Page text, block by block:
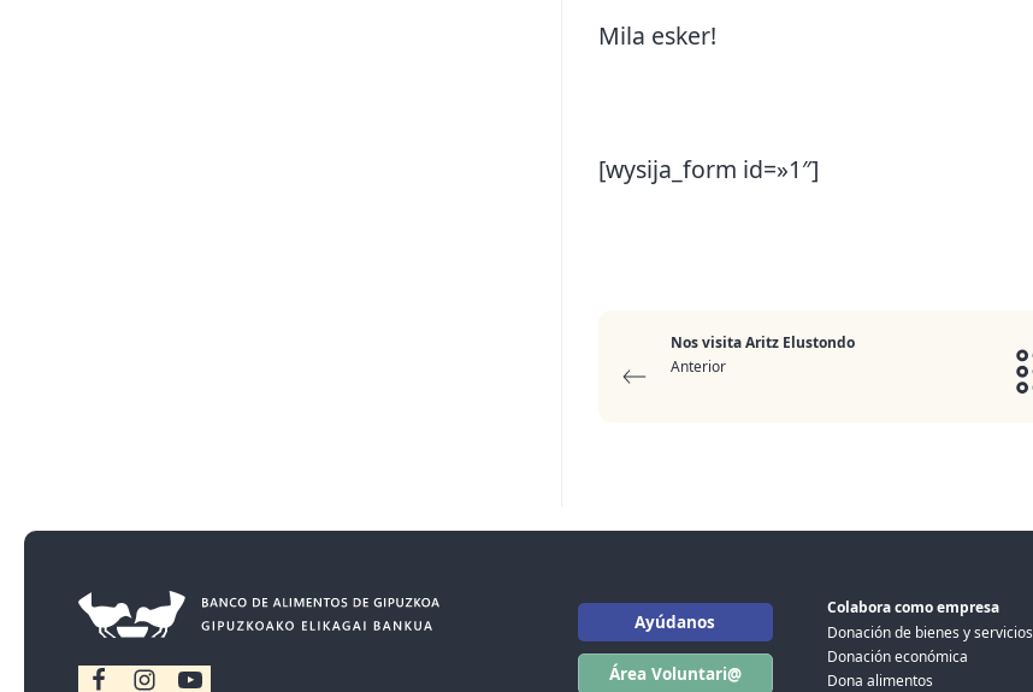
Mila esker!
[wysija_form id=»1″]
Nos visita Aritz Elustondo
Anterior
Ayúdanos
Área Voluntari@
Colabora como empresa
Donación de bienes y servicios
Donación económica
Dona alimentos